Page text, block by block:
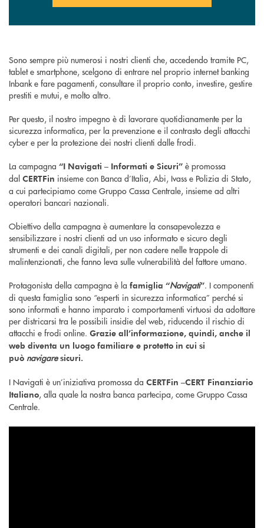
Sono sempre più numerosi i nostri clienti che, accedendo tramite PC,
tablet e smartphone, scelgono di entrare nel proprio internet banking
Inbank e fare pagamenti, consultare il proprio conto, investire, gestire
prestiti e mutui, e molto altro.
Per questo, il nostro impegno è di lavorare quotidianamente per la
sicurezza informatica, per la prevenzione e il contrasto degli attacchi
cyber e per la protezione dei nostri clienti dalle frodi.
La campagna “I Navigati – Informati e Sicuri” è promossa
dal CERTFin insieme con Banca d’Italia, Abi, Ivass e Polizia di Stato,
a cui partecipiamo come Gruppo Cassa Centrale, insieme ad altri
operatori bancari nazionali.
Obiettivo della campagna è aumentare la consapevolezza e
sensibilizzare i nostri clienti ad un uso informato e sicuro degli
strumenti e dei canali digitali, per non cadere nelle trappole di
malintenzionati, che fanno leva sulle vulnerabilità del fattore umano.
Protagonista della campagna è la famiglia “Navigati”. I componenti
di questa famiglia sono “esperti in sicurezza informatica” perché si
sono informati e hanno imparato i comportamenti virtuosi da adottare
per districarsi tra le possibili insidie del web, riducendo il rischio di
attacchi e frodi online. Grazie all’informazione, quindi, anche il
web diventa un luogo familiare e protetto in cui si
può navigaresicuri.
I Navigati è un’iniziativa promossa da CERTFin –CERT Finanziario
Italiano, alla quale la nostra banca partecipa, come Gruppo Cassa
Centrale.